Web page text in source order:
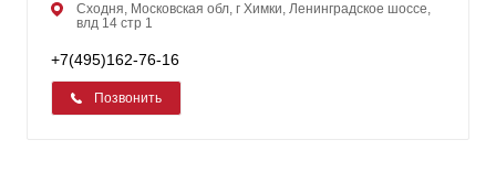
Сходня, Московская обл, г Химки, Ленинградское шоссе,
влд 14 стр 1
+7(495)162-76-16
Позвонить